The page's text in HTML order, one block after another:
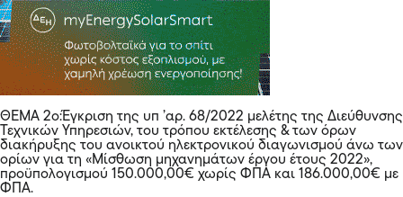
ΘΕΜΑ 2ο:Έγκριση της υπ ’αρ. 68/2022 μελέτης της Διεύθυνσης
Τεχνικών Υπηρεσιών, του τρόπου εκτέλεσης & των όρων
διακήρυξης του ανοικτού ηλεκτρονικού διαγωνισμού άνω των
ορίων για τη «Μίσθωση μηχανημάτων έργου έτους 2022»,
προϋπολογισμού 150.000,00€ χωρίς ΦΠΑ και 186.000,00€ με
ΦΠΑ.